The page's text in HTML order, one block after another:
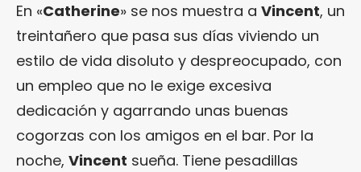
En «Catherine» se nos muestra a Vincent, un
treintañero que pasa sus días viviendo un
estilo de vida disoluto y despreocupado, con
un empleo que no le exige excesiva
dedicación y agarrando unas buenas
cogorzas con los amigos en el bar. Por la
noche, Vincent sueña. Tiene pesadillas